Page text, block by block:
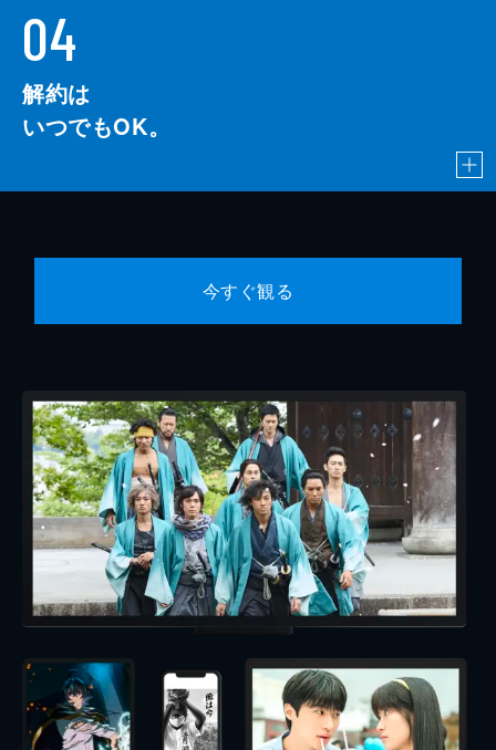
04
解約は
いつでもOK。
今すぐ観る